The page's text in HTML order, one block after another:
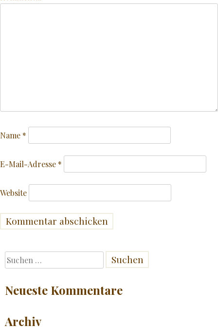
Name *
E-Mail-Adresse *
Website
Suchen
nach:
Neueste Kommentare
Archiv